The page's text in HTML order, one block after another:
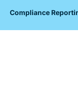
Compliance